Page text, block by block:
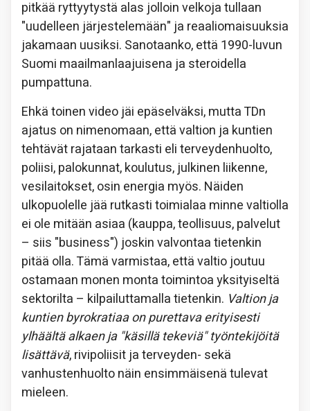
pitkää ryttyytystä alas jolloin velkoja tullaan
"uudelleen järjestelemään" ja reaaliomaisuuksia
jakamaan uusiksi. Sanotaanko, että 1990-luvun
Suomi maailmanlaajuisena ja steroidella
pumpattuna.
Ehkä toinen video jäi epäselväksi, mutta TDn
ajatus on nimenomaan, että valtion ja kuntien
tehtävät rajataan tarkasti eli terveydenhuolto,
poliisi, palokunnat, koulutus, julkinen liikenne,
vesilaitokset, osin energia myös. Näiden
ulkopuolelle jää rutkasti toimialaa minne valtiolla
ei ole mitään asiaa (kauppa, teollisuus, palvelut
– siis "business") joskin valvontaa tietenkin
pitää olla. Tämä varmistaa, että valtio joutuu
ostamaan monen monta toimintoa yksityiseltä
sektorilta – kilpailuttamalla tietenkin. Valtion ja
kuntien byrokratiaa on purettava erityisesti
ylhäältä alkaenja "käsillä tekeviä" työntekijöitä
lisättävä, rivipoliisit ja terveyden- sekä
vanhustenhuolto näin ensimmäisenä tulevat
mieleen.